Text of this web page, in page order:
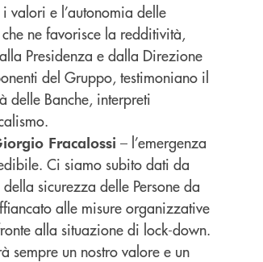
valori e l’autonomia delle
ne favorisce la redditività,
Presidenza e dalla Direzione
del Gruppo, testimoniano il
delle Banche, interpreti
Fracalossi – l’emergenza
Ci siamo subito dati da
sicurezza delle Persone da
alle misure organizzative
alla situazione di lock-down.
sempre un nostro valore e un